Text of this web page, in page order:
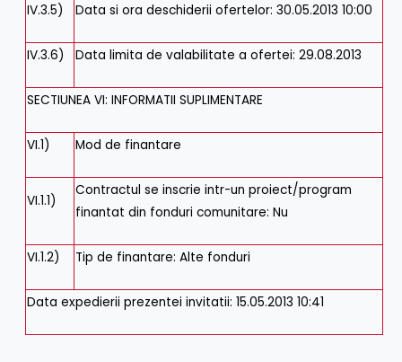
IV.3.5) Data si ora deschiderii ofertelor:30.05.2013 10:00
IV.3.6) Data limita de valabilitate a ofertei:29.08.2013
SECTIUNEA VI: INFORMATII SUPLIMENTARE
VI.1) Mod de finantare
VI.1.1)
Contractul se inscrie intr-un proiect/program
finantat din fonduri comunitare:Nu
VI.1.2) Tip de finantare:Alte fonduri
Data expedierii prezentei invitatii:15.05.2013 10:41